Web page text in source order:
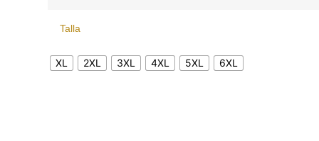
Talla
XL 2XL 3XL 4XL 5XL 6XL